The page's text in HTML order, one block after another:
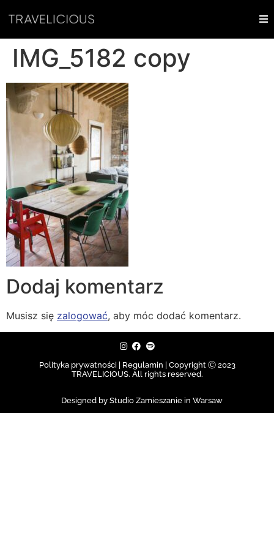
IMG_5182 copy
Dodaj komentarz
Musisz się zalogować, aby móc dodać komentarz.
Polityka prywatności | Regulamin | Copyright Ⓒ 2023
TRAVELICIOUS. All rights reserved.
Designed by Studio Zamieszanie in Warsaw